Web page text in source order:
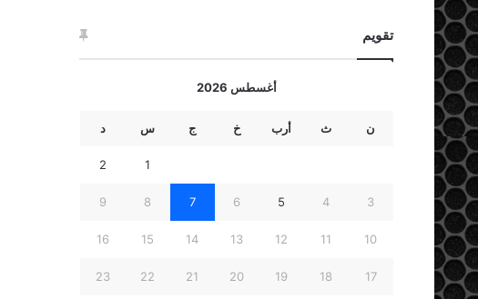
تقويم
أغسطس 2026
ن ث أرب خ ج س د
1
2
3
4
5
6
7
8
9
10
11
12
13
14
15
16
17
18
19
20
21
22
23